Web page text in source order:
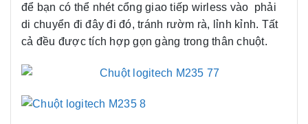
để bạn có thể nhét cổng giao tiếp wirless vào phải
di chuyển đi đây đi đó, tránh rườm rà, lỉnh kỉnh. Tất
cả đều được tích hợp gọn gàng trong thân chuột.